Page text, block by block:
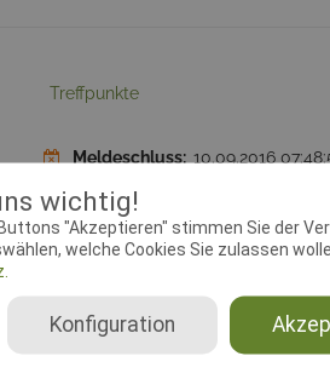
wichtig!
"Akzeptieren" stimmen Sie der
welche Cookies Sie zulassen
Konfiguration
Treffpunkte
Meldeschluss: 10.09.2016
Ausrichtender Verein:
Oslo/Akershus LL Romerike